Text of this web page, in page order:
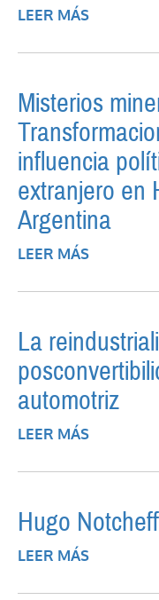
LEER MÁS
Misterios
influencia
extranjero en
Argentina
LEER MÁS
Y EN LA
La
automotriz
LEER MÁS
Hugo Notcheff
LEER MÁS